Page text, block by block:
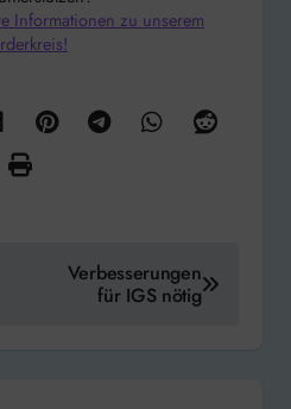
Informationen zu unserem
Verbesserungen
für IGS nötig